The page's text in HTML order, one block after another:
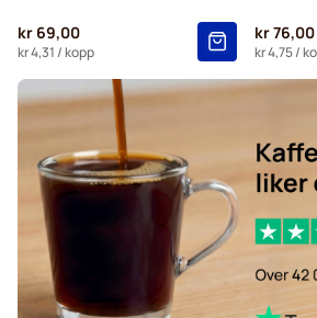
Kaffekapslen kaffekapsler for Dolce
Starbucks® Grande kaffekapsler for
kr 69,00
kr 4,31 / kopp
kr 76,00
kr 4,75/